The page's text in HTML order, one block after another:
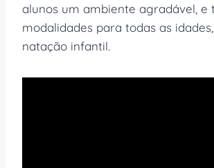
alunos um ambiente agradável, e
modalidades para todas as
natação infantil.